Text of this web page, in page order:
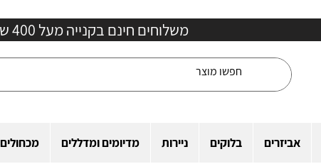
משלוחים חינם בקנייה מעל 400 ש"ח
אביזרים בלוקים ניירות מדיומים ומדללים מכחולים